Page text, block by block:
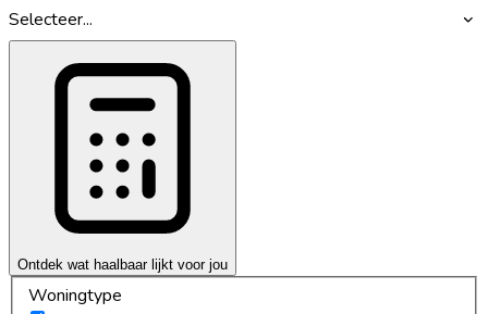
Selecteer...
Ontdek wat haalbaar lijkt voor jou
Woningtype